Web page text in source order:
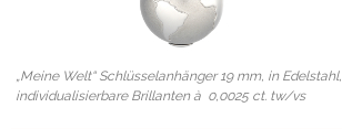
„Meine Welt“ Schlüsselanhänger 19 mm, in Edelstahl,
individualisierbare Brillanten à 0,0025 ct. tw/vs